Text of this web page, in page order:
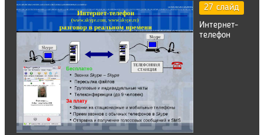
27 слайд
Интернет-
телефон